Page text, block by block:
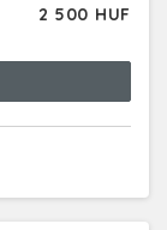
2 500 HUF